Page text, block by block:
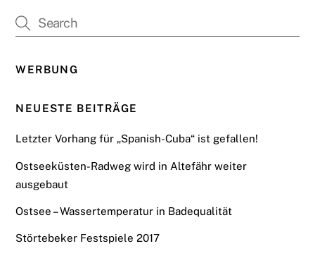
WERBUNG
NEUESTE BEITRÄGE
Letzter Vorhang für „Spanish-Cuba“ ist gefallen!
Ostseeküsten-Radweg wird in Altefähr weiter
ausgebaut
Ostsee – Wassertemperatur in Badequalität
Störtebeker Festspiele 2017